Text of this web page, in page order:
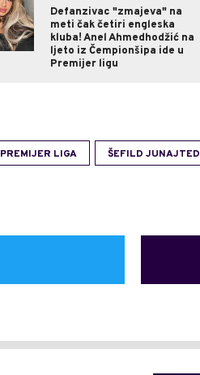
Defanzivac "zmajeva" na
meti čak četiri engleska
kluba! Anel Ahmedhodžić na
ljeto iz Čempionšipa ide u
Premijer ligu
PREMIJER LIGA ŠEFILD JUNAJTED